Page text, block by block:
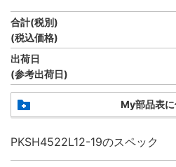
合計(税別)
(税込価格)
出荷日
(参考出荷日)
My部品表
PKSH4522L12-19のスペック